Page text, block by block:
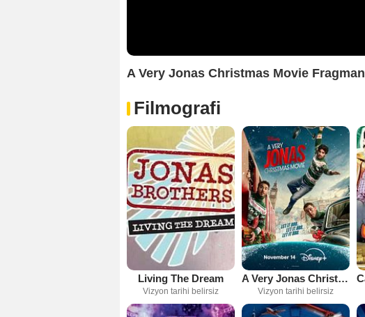
A Very Jonas Christmas Movie Fragman
Filmografi
Living The Dream
Vizyon tarihi belirsiz
A Very Jonas Christmas Movie
Vizyon tarihi belirsiz